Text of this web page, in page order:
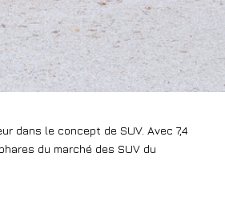
dans le concept de SUV. Avec 7,4
du marché des SUV du